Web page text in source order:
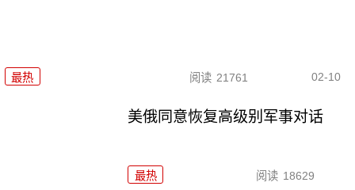
最热 阅读 21761 02-10
美俄同意恢复高级别军事对话
最热 阅读 18629